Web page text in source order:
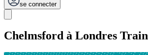
se connecter
Chelmsford à Londres Train